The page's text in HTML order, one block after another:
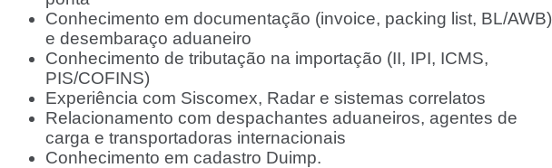
Conhecimento em documentação (invoice, packing list, BL/AWB)
e desembaraço aduaneiro
Conhecimento de tributação na importação (II, IPI, ICMS,
PIS/COFINS)
Experiência com Siscomex, Radar e sistemas correlatos
Relacionamento com despachantes aduaneiros, agentes de
carga e transportadoras internacionais
Conhecimento em cadastro Duimp.